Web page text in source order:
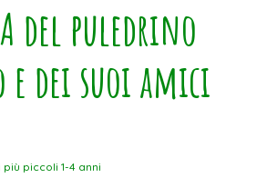
del puledrino
dei suoi amici
più piccoli 1-4 anni